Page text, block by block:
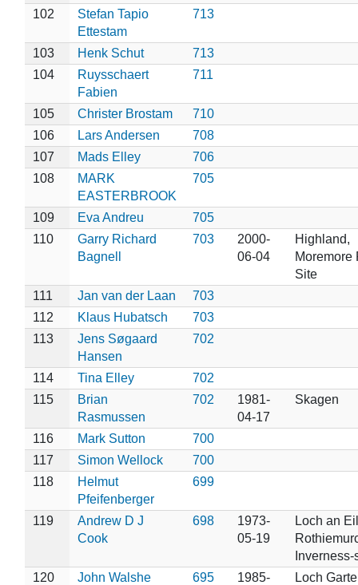
102
Stefan Tapio
Ettestam
713
103 Henk Schut
713
104
Ruysschaert
Fabien
711
105 Christer Brostam
710
106
Lars Andersen
708
107
Mads Elley
706
108
MARK
EASTERBROOK
705
109 Eva Andreu
705
110
Garry Richard
Bagnell
703
2000-
06-04
Highland,
Moremore
Site
111
Jan van der Laan
703
112
Klaus Hubatsch
703
113
Jens Søgaard
Hansen
702
114 Tina Elley
702
115
Brian
Rasmussen
702
1981-
04-17
Skagen
116 Mark Sutton
700
117
Simon Wellock
700
118
Helmut
Pfeifenberger
699
119
Andrew D J
Cook
698
1973-
05-19
Loch an
120
John Walshe 695
1985-
Loch